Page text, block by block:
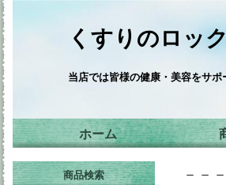
くすりのロッ
当店では皆様の健康・美容をサ
ホーム
－－
商品検索